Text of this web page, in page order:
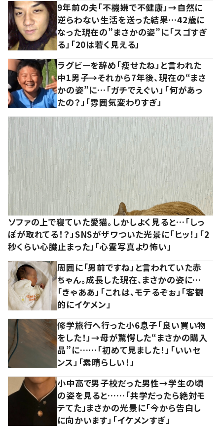
9年前の夫「不機嫌で不健康」→自然に
逆らわない生活を送った結果…42歳に
なった現在の”まさかの姿”に「スゴすぎ
る」「20は若く見える」
ラグビーを辞め「痩せたね」と言われた
中1男子→それから7年後、現在の“まさ
かの姿”に…「ガチでえぐい」「何があっ
たの？」「雰囲気変わりすぎ」
ソファの上で寝ていた愛猫。しかしよく見ると…「しっ
ぽが取れてる！？」SNSがザワついた光景に「ヒッ！」「2
秒くらい心臓止まった」「心霊写真より怖い」
周囲に「男前ですね」と言われていた赤
ちゃん。成長した現在、まさかの姿に…
「きゃああ」「これは、モテるぞぉ」「客観
的にイケメン」
修学旅行へ行った小6息子「良い買い物
をした！」→母が驚愕した“まさかの購入
品”に……「初めて見ました！」「いいセ
ンス」「素晴らしい！」
小中高で男子校だった男性→学生の頃
の姿を見ると……「共学だったら絶対モ
テてた」まさかの光景に「今から告白し
に向かいます」「イケメンすぎ」